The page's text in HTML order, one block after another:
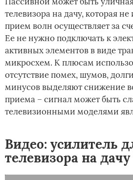
телевизора на дачу, которая
прием волн осуществляет за
Ее не нужно подключать к
активных элементов в виде
микросхем. К плюсам
отсутствие помех, шумов,
минусов выделяют снижение
приема – сигнал может быть
телевизионными моделями
Видео: усилитель
телевизора на дачу